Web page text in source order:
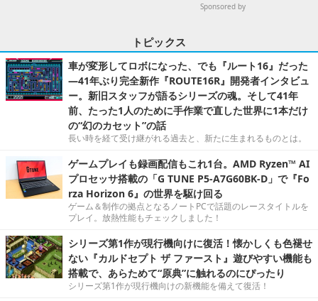
Sponsored by
トピックス
車が変形してロボになった、でも『ルート16』だった
―41年ぶり完全新作『ROUTE16R』開発者インタビュ
ー。新旧スタッフが語るシリーズの魂。そして41年
前、たった1人のために手作業で直した世界に1本だけ
の“幻のカセット”の話
長い時を経て受け継がれる過去と、新たに生まれるものとは。
ゲームプレイも録画配信もこれ1台。AMD Ryzen™ AI
プロセッサ搭載の「G TUNE P5-A7G60BK-D」で『Fo
rza Horizon 6』の世界を駆け回る
ゲーム＆制作の拠点となるノートPCで話題のレースタイトルを
プレイ。放熱性能もチェックしました！
シリーズ第1作が現行機向けに復活！懐かしくも色褪せ
ない『カルドセプト ザ ファースト』遊びやすい機能も
搭載で、あらためて“原典”に触れるのにぴったり
シリーズ第1作が現行機向けの新機能を備えて復活！